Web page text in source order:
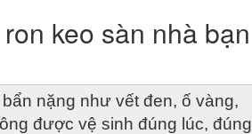
keo sàn nhà bạn
nặng như vết đen, ố vàng,
được vệ sinh đúng lúc, đúng